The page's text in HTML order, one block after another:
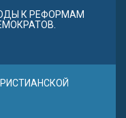
К РЕФОРМАМ